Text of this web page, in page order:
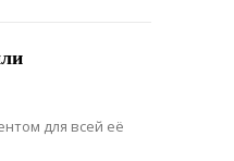
для всей её